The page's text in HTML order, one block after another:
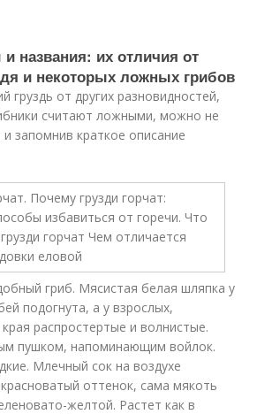
названия: их отличия от
и некоторых ложных грибов
груздь от других разновидностей,
считают ложными, можно не
запомнив краткое описание
гриб. Мясистая белая шляпка у
подогнута, а у взрослых,
распростертые и волнистые.
пушком, напоминающим войлок.
Млечный сок на воздухе
оттенок, сама мякоть
желтой. Растет как в